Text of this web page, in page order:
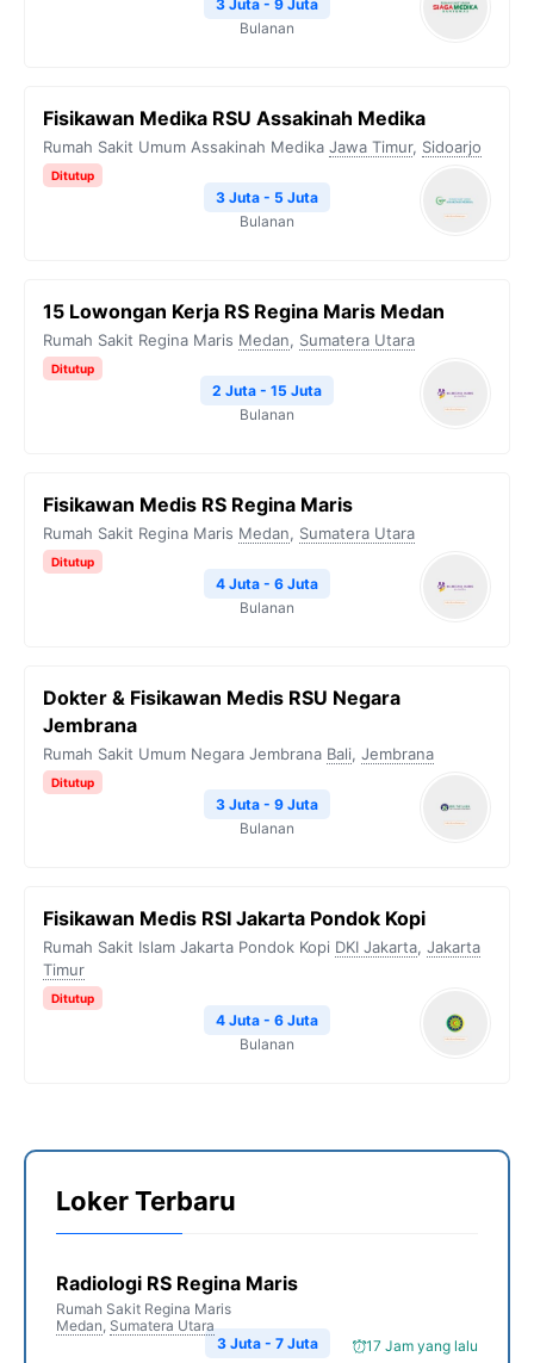
3 Juta - 9 Juta
Bulanan
Fisikawan Medika RSU Assakinah Medika
Rumah Sakit Umum Assakinah Medika Jawa Timur, Sidoarjo
Ditutup
3 Juta - 5 Juta
Bulanan
15 Lowongan Kerja RS Regina Maris Medan
Rumah Sakit Regina Maris Medan, Sumatera Utara
Ditutup
2 Juta - 15 Juta
Bulanan
Fisikawan Medis RS Regina Maris
Rumah Sakit Regina Maris Medan, Sumatera Utara
Ditutup
4 Juta - 6 Juta
Bulanan
Dokter & Fisikawan Medis RSU Negara
Jembrana
Rumah Sakit Umum Negara Jembrana Bali, Jembrana
Ditutup
3 Juta - 9 Juta
Bulanan
Fisikawan Medis RSI Jakarta Pondok Kopi
Rumah Sakit Islam Jakarta Pondok Kopi DKI Jakarta, Jakarta
Timur
Ditutup
4 Juta - 6 Juta
Bulanan
Loker Terbaru
Radiologi RS Regina Maris
Rumah Sakit Regina Maris
Medan, Sumatera Utara
17 Jam yang lalu
3 Juta - 7 Juta